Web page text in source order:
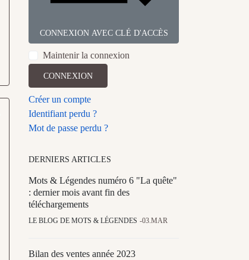
CONNEXION AVEC CLÉ D'ACCÈS
Maintenir la connexion
CONNEXION
Créer un compte
Identifiant perdu ?
Mot de passe perdu ?
DERNIERS ARTICLES
Mots & Légendes numéro 6 "La quête"
: dernier mois avant fin des
téléchargements
LE BLOG DE MOTS & LÉGENDES 03.MAR
Bilan des ventes année 2023